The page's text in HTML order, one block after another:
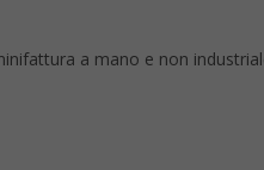
a mano e non